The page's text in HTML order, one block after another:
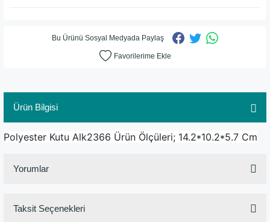
Bu Ürünü Sosyal Medyada Paylaş
Ürün Bilgisi
Polyester Kutu Alk2366 Ürün Ölçüleri; 14.2*10.2*5.7 Cm
Yorumlar
Taksit Seçenekleri